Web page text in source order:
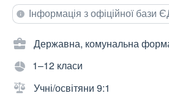
Інформація з офіційної бази
Державна, комунальна
1–12 класи
Учні/освітяни 9:1